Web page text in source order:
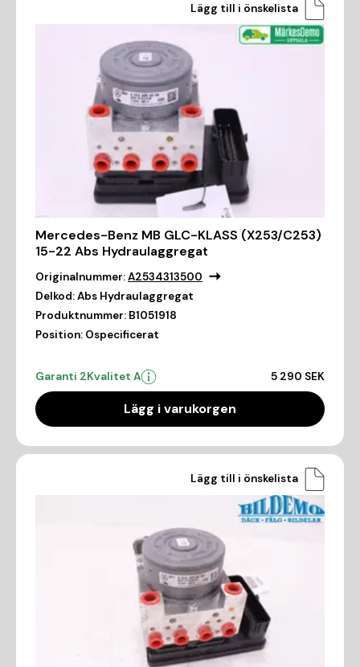
Lägg till i önskelista
Mercedes-Benz MB GLC-KLASS (X253/C253)
15-22 Abs Hydraulaggregat
Originalnummer:A2534313500
Delkod:Abs Hydraulaggregat
Produktnummer: B1051918
Position: Ospecificerat
Garanti 2Kvalitet A 5 290 SEK
Lägg i varukorgen
Lägg till i önskelista